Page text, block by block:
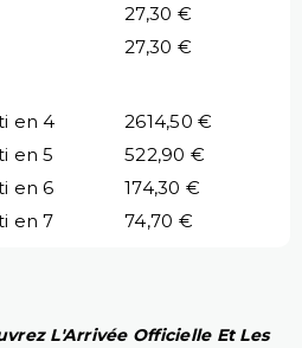
27,30 €
27,30 €
en 4
2614,50 €
en 5
522,90 €
en 6
174,30 €
en 7 74,70 €
L'Arrivée Officielle Et Les